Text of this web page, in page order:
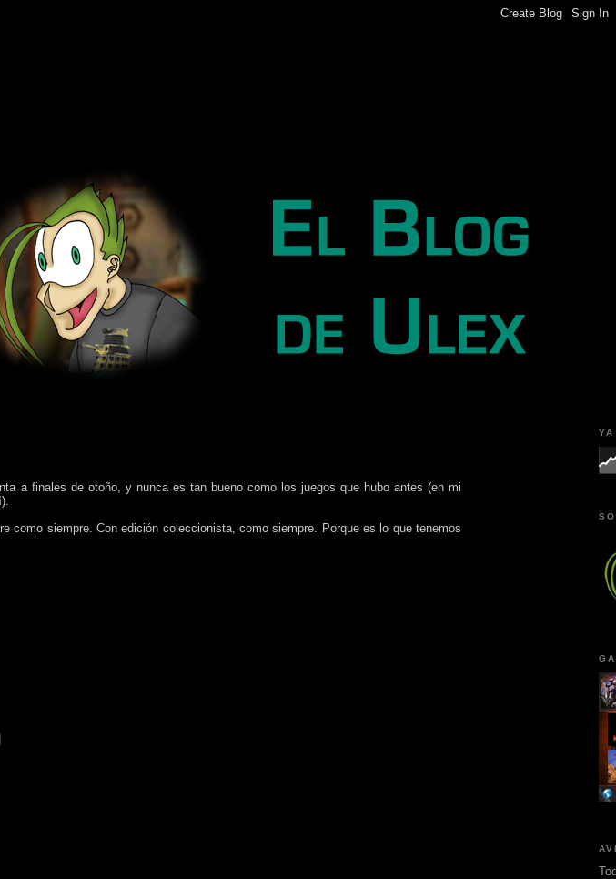
a finales de otoño, y nunca es tan bueno como los juegos que hubo antes (en mi
).
como siempre. Con edición coleccionista, como siempre. Porque es lo que tenemos